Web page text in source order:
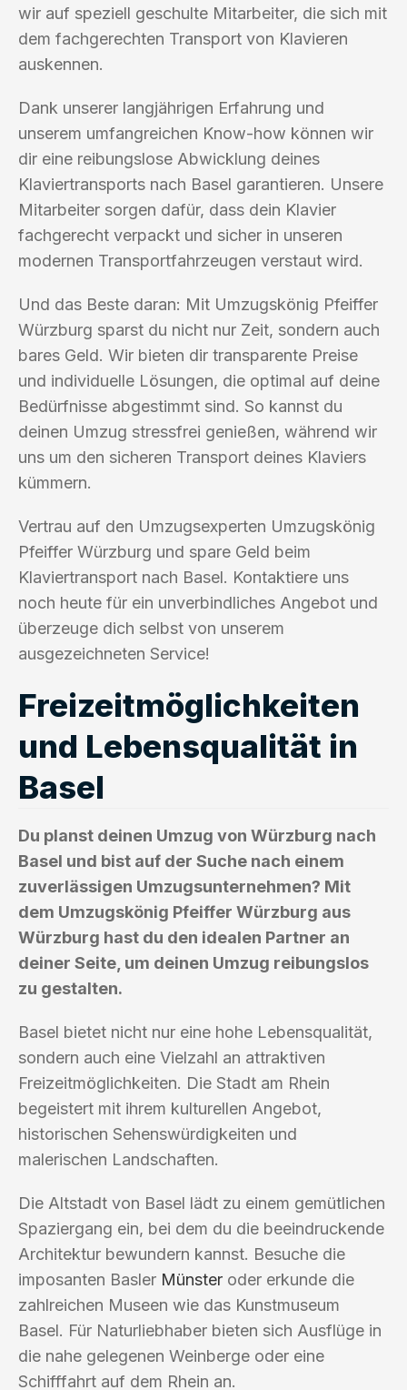
wir auf speziell geschulte Mitarbeiter, die sich mit
dem fachgerechten Transport von Klavieren
auskennen.
Dank unserer langjährigen Erfahrung und
unserem umfangreichen Know-how können wir
dir eine reibungslose Abwicklung deines
Klaviertransports nach Basel garantieren. Unsere
Mitarbeiter sorgen dafür, dass dein Klavier
fachgerecht verpackt und sicher in unseren
modernen Transportfahrzeugen verstaut wird.
Und das Beste daran: Mit Umzugskönig Pfeiffer
Würzburg sparst du nicht nur Zeit, sondern auch
bares Geld. Wir bieten dir transparente Preise
und individuelle Lösungen, die optimal auf deine
Bedürfnisse abgestimmt sind. So kannst du
deinen Umzug stressfrei genießen, während wir
uns um den sicheren Transport deines Klaviers
kümmern.
Vertrau auf den Umzugsexperten Umzugskönig
Pfeiffer Würzburg und spare Geld beim
Klaviertransport nach Basel. Kontaktiere uns
noch heute für ein unverbindliches Angebot und
überzeuge dich selbst von unserem
ausgezeichneten Service!
Freizeitmöglichkeiten
und Lebensqualität in
Basel
Du planst deinen Umzug von Würzburg nach
Basel und bist auf der Suche nach einem
zuverlässigen Umzugsunternehmen? Mit
dem Umzugskönig Pfeiffer Würzburg aus
Würzburg hast du den idealen Partner an
deiner Seite, um deinen Umzug reibungslos
zu gestalten.
Basel bietet nicht nur eine hohe Lebensqualität,
sondern auch eine Vielzahl an attraktiven
Freizeitmöglichkeiten. Die Stadt am Rhein
begeistert mit ihrem kulturellen Angebot,
historischen Sehenswürdigkeiten und
malerischen Landschaften.
Die Altstadt von Basel lädt zu einem gemütlichen
Spaziergang ein, bei dem du die beeindruckende
Architektur bewundern kannst. Besuche die
imposanten Basler Münster oder erkunde die
zahlreichen Museen wie das Kunstmuseum
Basel. Für Naturliebhaber bieten sich Ausflüge in
die nahe gelegenen Weinberge oder eine
Schifffahrt auf dem Rhein an.